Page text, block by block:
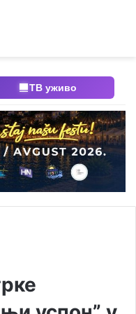
ТВ уживо